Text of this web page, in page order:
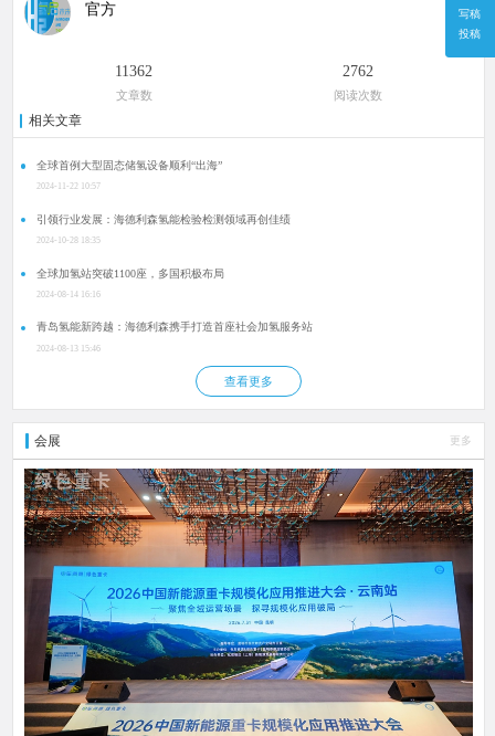
写稿
投稿
官方
11362
文章数
2762
阅读次数
相关文章
全球首例大型固态储氢设备顺利“出海”
2024-11-22 10:57
引领行业发展：海德利森氢能检验检测领域再创佳绩
2024-10-28 18:35
全球加氢站突破1100座，多国积极布局
2024-08-14 16:16
青岛氢能新跨越：海德利森携手打造首座社会加氢服务站
2024-08-13 15:46
查看更多
会展 更多